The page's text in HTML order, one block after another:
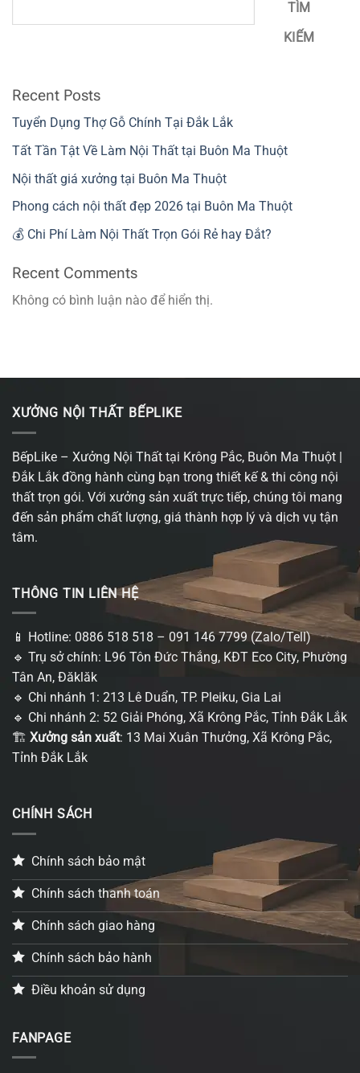
TÌM
KIẾM
Recent Posts
Tuyển Dụng Thợ Gỗ Chính Tại Đắk Lắk
Tất Tần Tật Về Làm Nội Thất tại Buôn Ma Thuột
Nội thất giá xưởng tại Buôn Ma Thuột
Phong cách nội thất đẹp 2026 tại Buôn Ma Thuột
💰 Chi Phí Làm Nội Thất Trọn Gói Rẻ hay Đắt?
Recent Comments
Không có bình luận nào để hiển thị.
XƯỞNG NỘI THẤT BẾPLIKE
BếpLike – Xưởng Nội Thất tại Krông Pắc, Buôn Ma Thuột |
Đắk Lắk đồng hành cùng bạn trong thiết kế & thi công nội
thất trọn gói. Với xưởng sản xuất trực tiếp, chúng tôi mang
đến sản phẩm chất lượng, giá thành hợp lý và dịch vụ tận
tâm.
THÔNG TIN LIÊN HỆ
📱 Hotline: 0886 518 518 – 091 146 7799 (Zalo/Tell)
🔹 Trụ sở chính: L96 Tôn Đức Thắng, KĐT Eco City, Phường
Tân An, Đăklăk
🔹 Chi nhánh 1: 213 Lê Duẩn, TP. Pleiku, Gia Lai
🔹 Chi nhánh 2: 52 Giải Phóng, Xã Krông Pắc, Tỉnh Đắk Lắk
🏗 Xưởng sản xuất: 13 Mai Xuân Thưởng, Xã Krông Pắc,
Tỉnh Đắk Lắk
CHÍNH SÁCH
Chính sách bảo mật
Chính sách thanh toán
Chính sách giao hàng
Chính sách bảo hành
Điều khoản sử dụng
FANPAGE